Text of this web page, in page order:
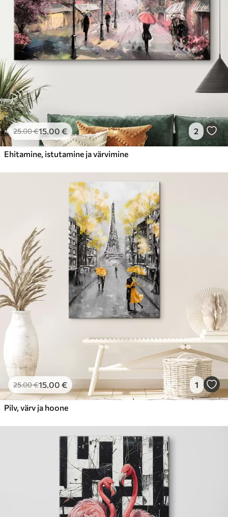
25.00€15.00 € 2
Ehitamine, istutamine ja värvimine
25.00€15.00 € 1
Pilv, värv ja hoone